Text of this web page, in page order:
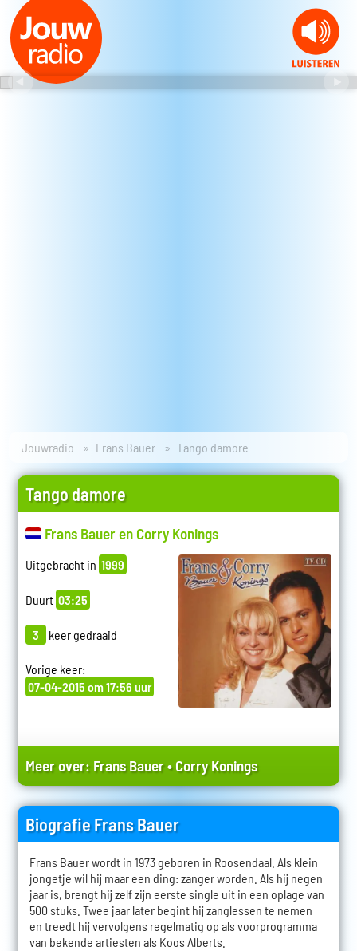
Jouwradio Frans Bauer Tango damore
Tango damore
Frans Bauer en Corry Konings
Uitgebracht in 1999
Duurt 03:25
3 keer gedraaid
Vorige keer:
07-04-2015 om 17:56 uur
Meer over: Frans Bauer•Corry Konings
Biografie Frans Bauer
Frans Bauer wordt in 1973 geboren in Roosendaal. Als klein
jongetje wil hij maar een ding: zanger worden. Als hij negen
jaar is, brengt hij zelf zijn eerste single uit in een oplage van
500 stuks. Twee jaar later begint hij zanglessen te nemen
en treedt hij vervolgens regelmatig op als voorprogramma
van bekende artiesten als Koos Alberts.